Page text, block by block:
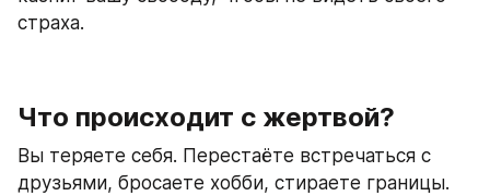
страха.
Что происходит с жертвой?
Вы теряете себя. Перестаёте встречаться с
друзьями, бросаете хобби, стираете границы.